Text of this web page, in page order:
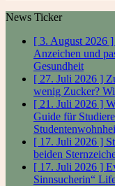
News Ticker
[ 3. August 2026 ]
Anzeichen und
Gesundheit
[ 27. Juli 2026 ]
wenig Zucker?
[ 21. Juli 2026 ]
Guide für
[ 17. Juli 2026 ]
beiden
[ 17. Juli 2026 ]
Sinnsucherin“